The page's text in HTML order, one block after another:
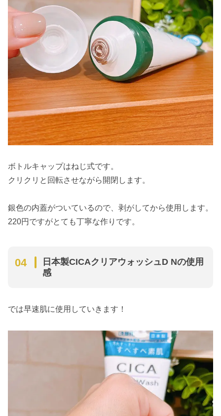
ボトルキャップはねじ式です。
クリクリと回転させながら開閉します。
銀色の内蓋がついているので、剥がしてから使用します。
220円ですがとても丁寧な作りです。
日本製CICAクリアウォッシュD Nの使用
感
では早速肌に使用していきます！